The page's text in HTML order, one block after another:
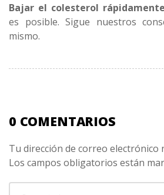
Bajar el colesterol
es posible. Sigue nuestros
mismo.
0 COMENTARIOS
Tu dirección de correo electrónico
Los campos obligatorios están